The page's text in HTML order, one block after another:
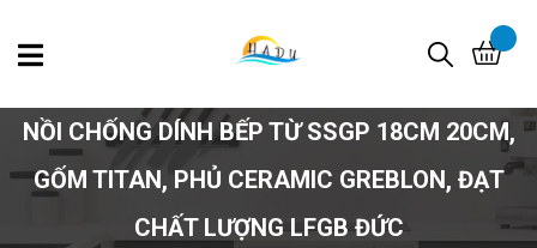
NỒI CHỐNG DÍNH BẾP TỪ SSGP 18CM 20CM,
GỐM TITAN, PHỦ CERAMIC GREBLON, ĐẠT
CHẤT LƯỢNG LFGB ĐỨC